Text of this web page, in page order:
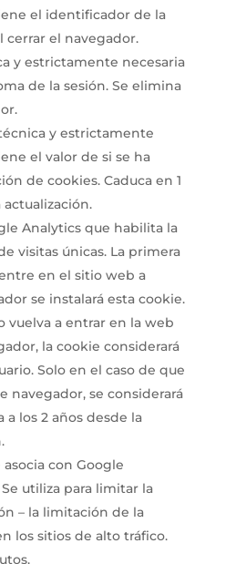
el identificador de la
cerrar el navegador.
y estrictamente necesaria
de la sesión. Se elimina
y estrictamente
el valor de si se ha
de cookies. Caduca en 1
Analytics que habilita la
visitas únicas. La primera
en el sitio web a
se instalará esta cookie.
vuelva a entrar en la web
la cookie considerará
Solo en el caso de que
navegador, se considerará
a los 2 años desde la
asocia con Google
utiliza para limitar la
– la limitación de la
los sitios de alto tráfico.